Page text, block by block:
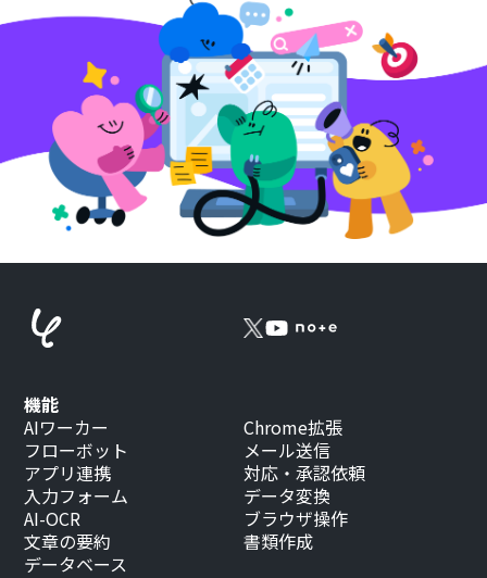
機能
AIワーカー
フローボット
アプリ連携
入力フォーム
AI-OCR
文章の要約
データベース
Chrome拡張
メール送信
対応・承認依頼
データ変換
ブラウザ操作
書類作成